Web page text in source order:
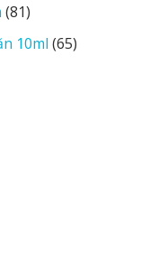
phẩm
8181
sản
phẩm
10ml 6565